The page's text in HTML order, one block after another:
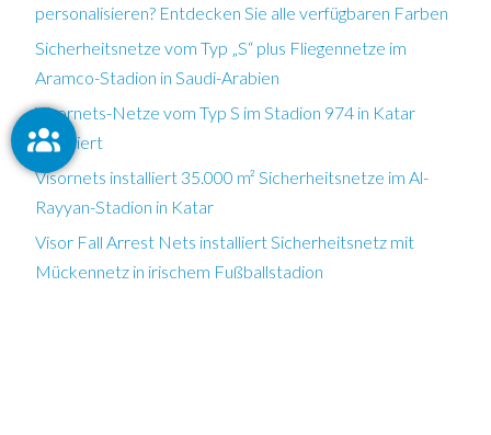
personalisieren? Entdecken Sie alle verfügbaren Farben
Sicherheitsnetze vom Typ „S“ plus Fliegennetze im
Aramco-Stadion in Saudi-Arabien
Visornets-Netze vom Typ S im Stadion 974 in Katar
installiert
Visornets installiert 35.000 m² Sicherheitsnetze im Al-
Rayyan-Stadion in Katar
Visor Fall Arrest Nets installiert Sicherheitsnetz mit
Mückennetz in irischem Fußballstadion